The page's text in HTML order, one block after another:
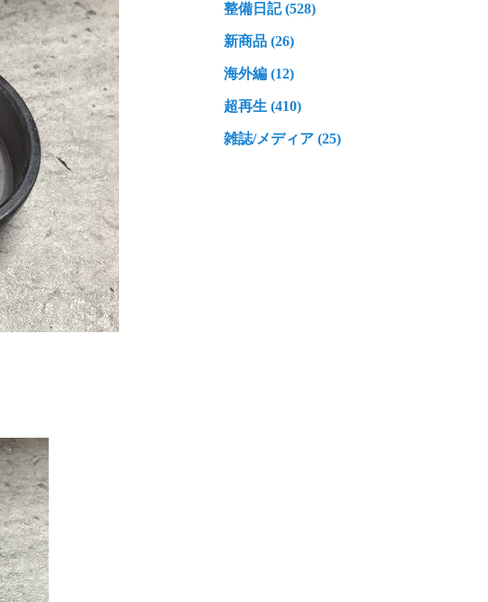
整備日記 (528)
新商品 (26)
海外編 (12)
超再生 (410)
雑誌/メディア (25)